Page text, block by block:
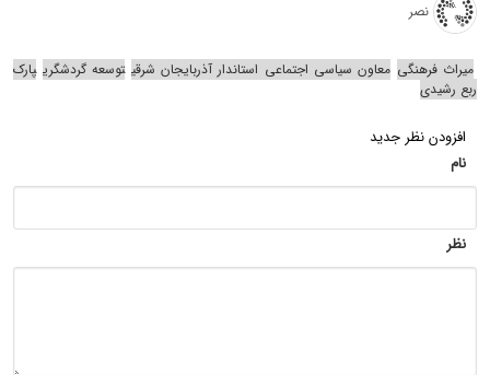
نصر
میراث فرهنگی‌ معاون سیاسی اجتماعی استاندار آذربایجان شرقی توسعه گردشگری پارک
ربع رشیدی
افزودن نظر جدید
نام
نظر